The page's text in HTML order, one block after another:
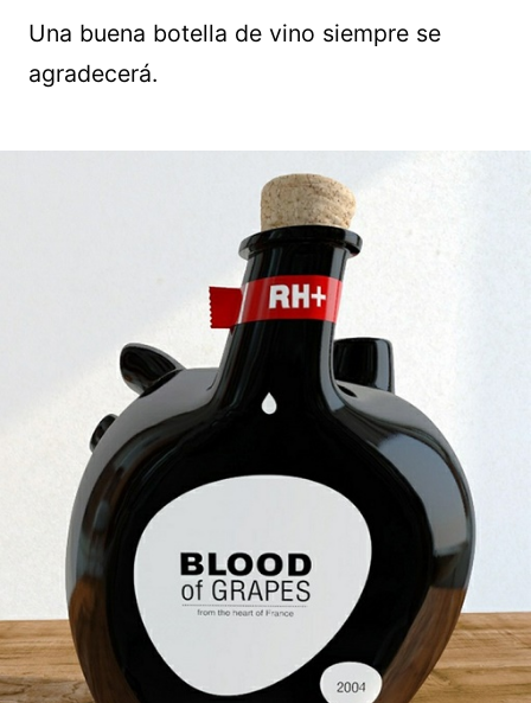
Una buena botella de vino siempre se
agradecerá.